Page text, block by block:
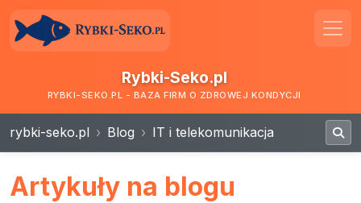
Rybki-Seko.pl
RYBKI-SEKO.PL - BAZA FIRM O ZDROWEJ KONDYCJI
rybki-seko.pl Blog IT i telekomunikacja
Artykuły na blogu